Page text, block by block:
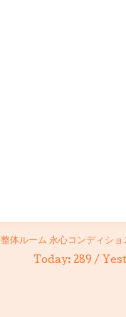
整体ルーム 永心コンディショ
Today: 289 /